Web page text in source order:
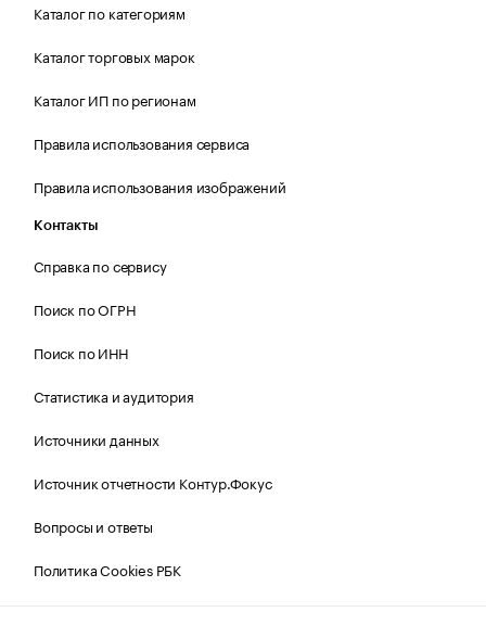
Каталог по категориям
Каталог торговых марок
Каталог ИП по регионам
Правила использования сервиса
Правила использования изображений
Контакты
Справка по сервису
Поиск по ОГРН
Поиск по ИНН
Статистика и аудитория
Источники данных
Источник отчетности Контур.Фокус
Вопросы и ответы
Политика Cookies РБК